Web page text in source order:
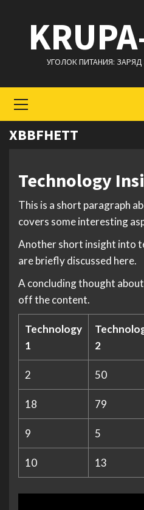
содержимому
УГОЛОК ПИТАНИЯ:
меню
XBBFHETT
Technology
This is a short paragraph
covers some interesting
Another short insight into
are briefly discussed here.
A concluding thought
off the content.
Technology
1
2
2 50
18 79
9 5
10 13